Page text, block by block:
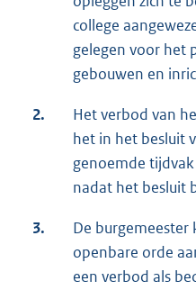
college
gelegen voor het
gebouwen en
2.
Het verbod van
het in het besluit
genoemde
nadat het besluit
3.
De burgemeester
openbare orde
een verbod als